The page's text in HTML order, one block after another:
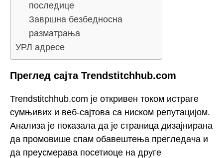
последице
Завршна безбедносна
разматрања
УРЛ адресе
Преглед сајта Trendstitchhub.com
Trendstitchhub.com је откривен током истраге
сумњивих и веб-сајтова са ниском репутацијом.
Анализа је показала да је страница дизајнирана
да промовише спам обавештења прегледача и
да преусмерава посетиоце на друге